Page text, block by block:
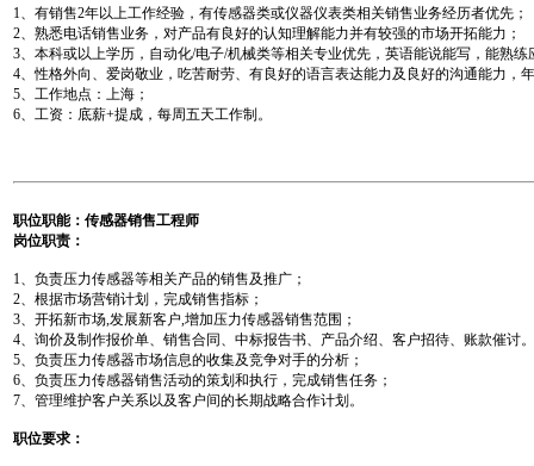
1、有销售2年以上工作经验，有传感器类或仪器仪表类相关销售业务经历者优先；
2、熟悉电话销售业务，对产品有良好的认知理解能力并有较强的市场开拓能力；
3、本科或以上学历，自动化/电子/机械类等相关专业优先，英语能说能写，能熟
4、性格外向、爱岗敬业，吃苦耐劳、有良好的语言表达能力及良好的沟通能力，
5、工作地点：上海；
6、工资：底薪+提成，每周五天工作制。
职位职能：传感器销售工程师
岗位职责：
1、负责压力传感器等相关产品的销售及推广；
2、根据市场营销计划，完成销售指标；
3、开拓新市场,发展新客户,增加压力传感器销售范围；
4、询价及制作报价单、销售合同、中标报告书、产品介绍、客户招待、账款催讨
5、负责压力传感器市场信息的收集及竞争对手的分析；
6、负责压力传感器销售活动的策划和执行，完成销售任务；
7、管理维护客户关系以及客户间的长期战略合作计划。
职位要求 ：